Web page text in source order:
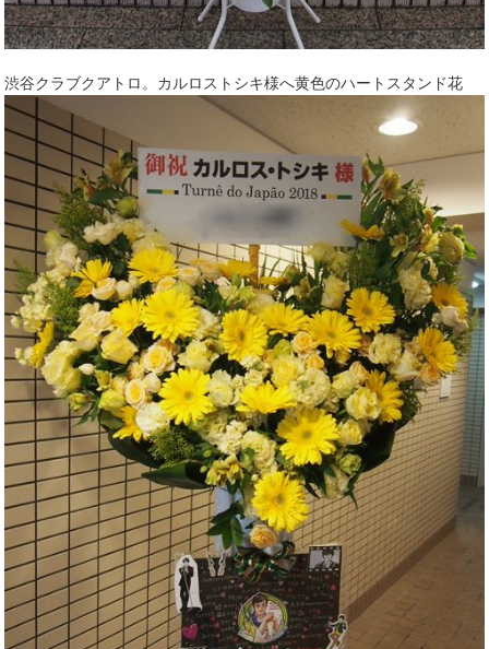
渋谷クラブクアトロ。カルロストシキ様へ黄色のハートスタンド花